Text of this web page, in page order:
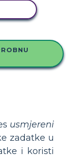
usmjereni
zadatke u
i koristi